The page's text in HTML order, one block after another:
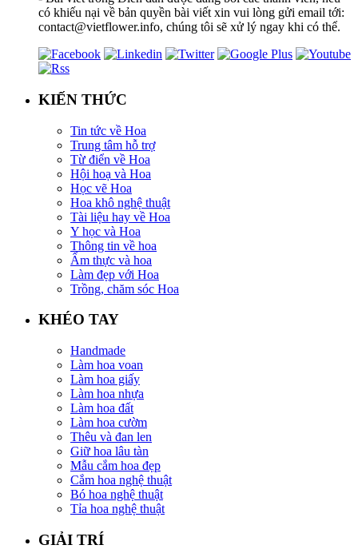
có khiếu nại về bản quyền bài viết xin vui lòng gửi email tới:
contact@vietflower.info, chúng tôi sẽ xử lý ngay khi có thể.
KIẾN THỨC
Tin tức về Hoa
Trung tâm hỗ trợ
Từ điển về Hoa
Hội hoạ và Hoa
Học vẽ Hoa
Hoa khô nghệ thuật
Tài liệu hay về Hoa
Y học và Hoa
Thông tin về hoa
Ẩm thực và hoa
Làm đẹp với Hoa
Trồng, chăm sóc Hoa
KHÉO TAY
Handmade
Làm hoa voan
Làm hoa giấy
Làm hoa nhựa
Làm hoa đất
Làm hoa cườm
Thêu và đan len
Giữ hoa lâu tàn
Mẫu cắm hoa đẹp
Cắm hoa nghệ thuật
Bó hoa nghệ thuật
Tỉa hoa nghệ thuật
GIẢI TRÍ